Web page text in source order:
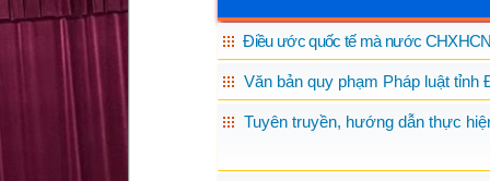
Điều ước quốc tế mà nước
Văn bản quy phạm Pháp luật tỉnh
Tuyên truyền, hướng dẫn thực